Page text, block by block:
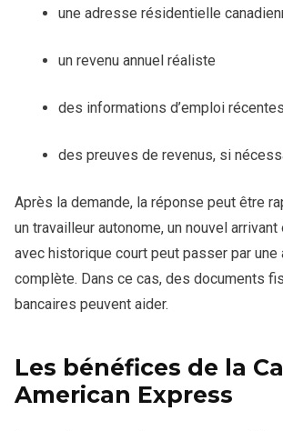
une adresse résidentielle
un revenu annuel réaliste
des informations d’emploi récentes
des preuves de revenus, si
Après la demande, la réponse peut être
un travailleur autonome, un nouvel arrivant
avec historique court peut passer par une
complète. Dans ce cas, des documents
bancaires peuvent aider.
Les bénéfices de la
American Express